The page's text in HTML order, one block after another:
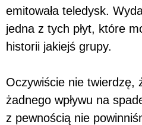
emitowała teledysk.
jedna z tych płyt, które
historii jakiejś grupy.
Oczywiście nie twierdzę,
żadnego wpływu na
z pewnością nie